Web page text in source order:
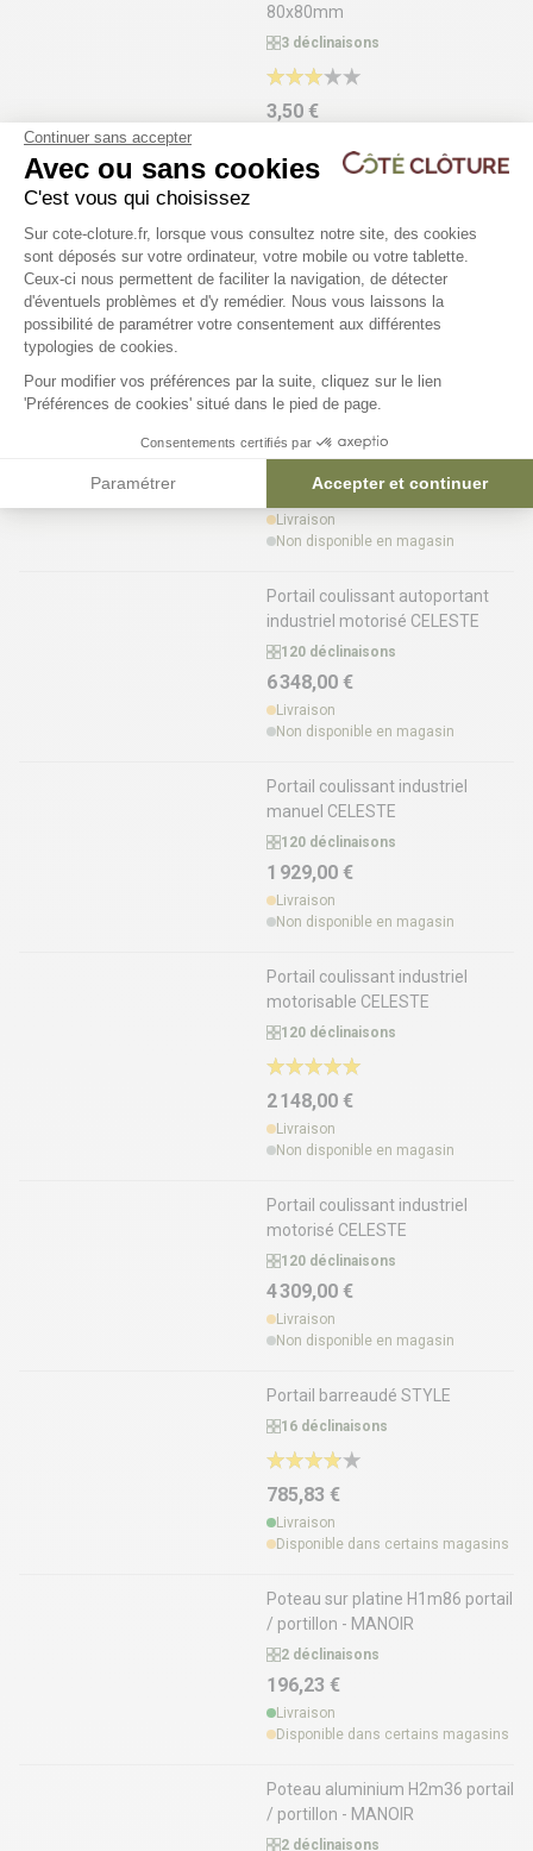
80x80mm
3 déclinaisons
3,50 €
Disponible dans certains magasins
industriel manuel CELESTE
120 déclinaisons
3 649,00 €
Livraison
Portail coulissant autoportant
120 déclinaisons
3 868,00 €
Livraison
Non disponible en magasin
Portail coulissant autoportant
industriel motorisé CELESTE
120 déclinaisons
6 348,00 €
Livraison
Non disponible en magasin
Portail coulissant industriel
manuel CELESTE
120 déclinaisons
1 929,00 €
Livraison
Non disponible en magasin
Portail coulissant industriel
motorisable CELESTE
120 déclinaisons
2 148,00 €
Livraison
Non disponible en magasin
Portail coulissant industriel
motorisé CELESTE
120 déclinaisons
4 309,00 €
Livraison
Non disponible en magasin
Portail barreaudé STYLE
16 déclinaisons
785,83 €
Livraison
Disponible dans certains magasins
Poteau sur platine H1m86 portail
/ portillon - MANOIR
2 déclinaisons
196,23 €
Livraison
Disponible dans certains magasins
Poteau aluminium H2m36 portail
/ portillon - MANOIR
2 déclinaisons
Continuer sans accepter
Avec ou sans cookies
C'est vous qui choisissez
Plateforme de Gestion du
Sur cote-cloture.fr, lorsque vous consultez notre site, des cookies
sont déposés sur votre ordinateur, votre mobile ou votre tablette.
Ceux-ci nous permettent de faciliter la navigation, de détecter
d'éventuels problèmes et d'y remédier. Nous vous laissons la
possibilité de paramétrer votre consentement aux différentes
typologies de cookies.
Pour modifier vos préférences par la suite, cliquez sur le lien
'Préférences de cookies' situé dans le pied de page.
Consentements certifiés par
Paramétrer Accepter et continuer
Axeptio consent